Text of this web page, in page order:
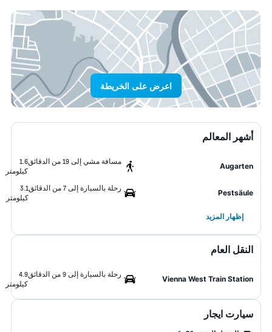
اعرض على الخريطة
أشهر المعالم
Augarten
مسافة مشي إلى 19 من الدقائق
1.6
كيلومتر
Pestsäule
رحلة بالسيارة إلى 7 من الدقائق
3.1
كيلومتر
إظهار المزيد
النقل العام
Vienna West Train Station
رحلة بالسيارة إلى 9 من الدقائق
4.9
كيلومتر
سيارت ايجار